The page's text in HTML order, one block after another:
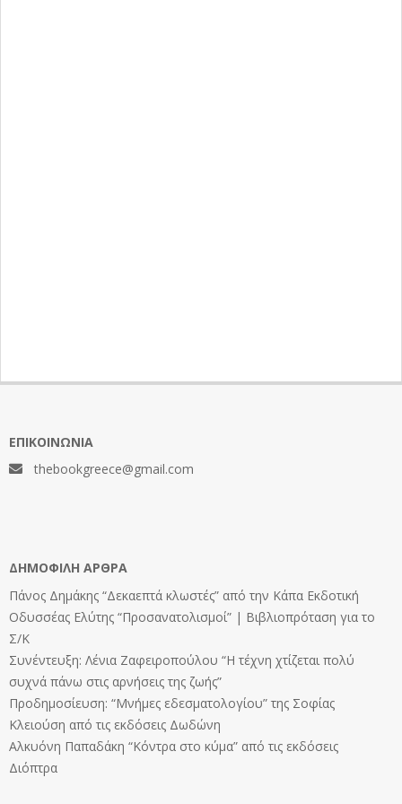
ΕΠΙΚΟΙΝΩΝΊΑ
thebookgreece@gmail.com
ΔΗΜΟΦΙΛΉ ΆΡΘΡΑ
Πάνος Δημάκης “Δεκαεπτά κλωστές” από την Κάπα Εκδοτική
Οδυσσέας Ελύτης “Προσανατολισμοί” | Βιβλιοπρόταση για το
Σ/Κ
Συνέντευξη: Λένια Ζαφειροπούλου “Η τέχνη χτίζεται πολύ
συχνά πάνω στις αρνήσεις της ζωής”
Προδημοσίευση: “Μνήμες εδεσματολογίου” της Σοφίας
Κλειούση από τις εκδόσεις Δωδώνη
Αλκυόνη Παπαδάκη “Κόντρα στο κύμα” από τις εκδόσεις
Διόπτρα